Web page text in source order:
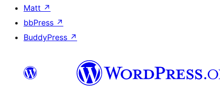
Matt ↗
bbPress ↗
BuddyPress ↗